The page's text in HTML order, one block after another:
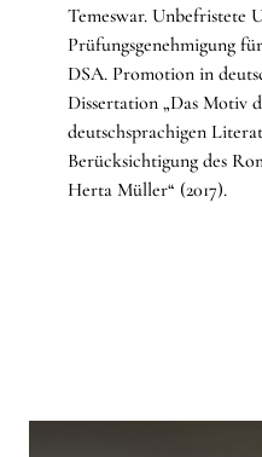
Temeswar. Unbefristete
Prüfungsgenehmigung
DSA. Promotion in
Dissertation „Das Motiv
deutschsprachigen
Berücksichtigung des
Herta Müller“ (2017).